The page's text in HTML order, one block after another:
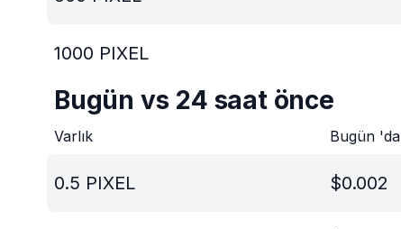
1000 PIXEL
Bugün vs 24 saat önce
Varlık Bugün 'da
0.5 PIXEL $0.002